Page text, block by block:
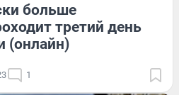
больше
третий день
(онлайн)
1